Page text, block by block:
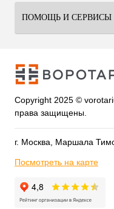
ПОМОЩЬ И СЕРВИСЫ
Copyright 2025 ©
права защищены.
г. Москва, Маршала
Посмотреть на карте